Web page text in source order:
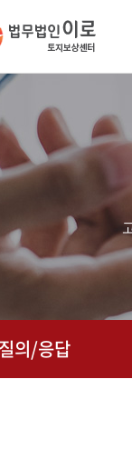
질의/응답